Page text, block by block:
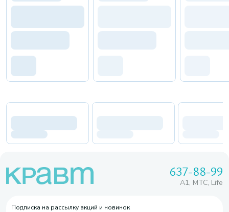
637-88-99
A1, МТС, Life
Подписка на рассылку акций и новинок